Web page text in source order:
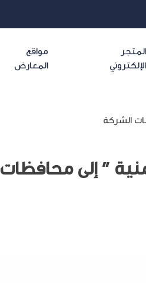
المتجر
الإلكتروني
مواقع
المعارض
الشركة
” إلى محافظات